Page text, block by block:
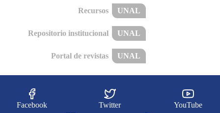
Recursos UNAL
Repositorio institucional UNAL
Portal de revistas UNAL
Facebook Twitter YouTube